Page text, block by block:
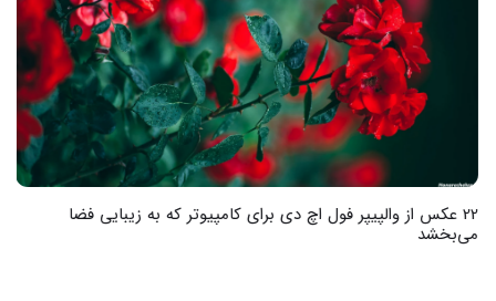
22 عکس از والپیپر فول اچ دی برای کامپیوتر که به زیبایی فضا
می‌بخشد